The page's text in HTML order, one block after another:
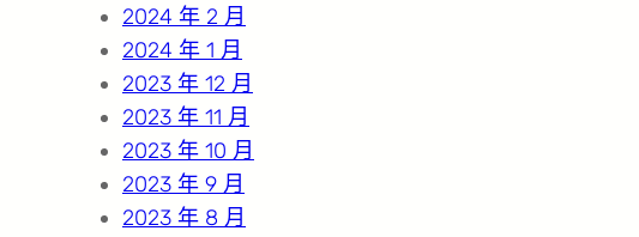
2024 年 2 月
2024 年 1 月
2023 年 12 月
2023 年 11 月
2023 年 10 月
2023 年 9 月
2023 年 8 月